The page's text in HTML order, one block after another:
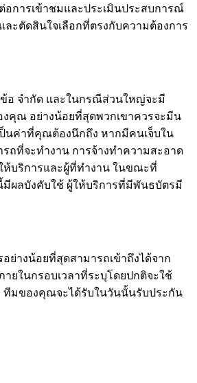
การเข้าชมและประเมินประสบการณ์
ะตัดสินใจเลือกที่ตรงกับความต้องการ
อ จำกัด และในกรณีส่วนใหญ่จะมี
งคุณ อย่างน้อยที่สุดพวกเขาควรจะมีน
นค่าที่คุณต้องนึกถึง หากมีคนเจ็บใน
ถที่จะทำงาน การจ้างทำความสะอาด
ห้บริการและผู้ที่ทำงาน ในขณะที่
ผลบังคับใช้ ผู้ให้บริการที่มีพันธบัตรมี
ย่างน้อยที่สุดสามารถเข้าถึงได้จาก
ยในกรอบเวลาที่ระบุโดยปกติจะใช้
มของคุณจะได้รับในวันนั้นรับประกัน